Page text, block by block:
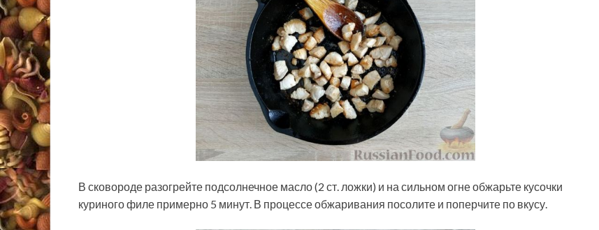
В сковороде разогрейте подсолнечное масло (2 ст. ложки) и на сильном огне обжарьте кусочки
куриного филе примерно 5 минут. В процессе обжаривания посолите и поперчите по вкусу.